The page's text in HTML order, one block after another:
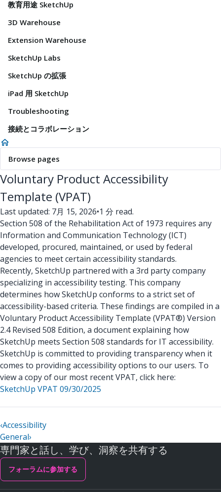
教育用途 SketchUp
3D Warehouse
Extension Warehouse
SketchUp Labs
SketchUp の拡張
iPad 用 SketchUp
Troubleshooting
接続とコラボレーション
Browse pages
Voluntary Product Accessibility
Template (VPAT)
Last updated: 7月 15, 2026•1 分 read.
Section 508 of the Rehabilitation Act of 1973 requires any
Information and Communication Technology (ICT)
developed, procured, maintained, or used by federal
agencies to meet certain accessibility standards.
Recently, SketchUp partnered with a 3rd party company
specializing in accessibility testing. This company
determines how SketchUp conforms to a strict set of
accessibility-based criteria. These findings are compiled in a
Voluntary Product Accessibility Template (VPAT®) Version
2.4 Revised 508 Edition, a document explaining how
SketchUp meets Section 508 standards for IT accessibility.
SketchUp is committed to providing transparency when it
comes to providing accessibility options to our users. To
view a copy of our most recent VPAT, click here:
SketchUp VPAT 09/30/2025
‹Accessibility
General›
専門家と話し、学び、洞察を共有する
フォーラムに参加する